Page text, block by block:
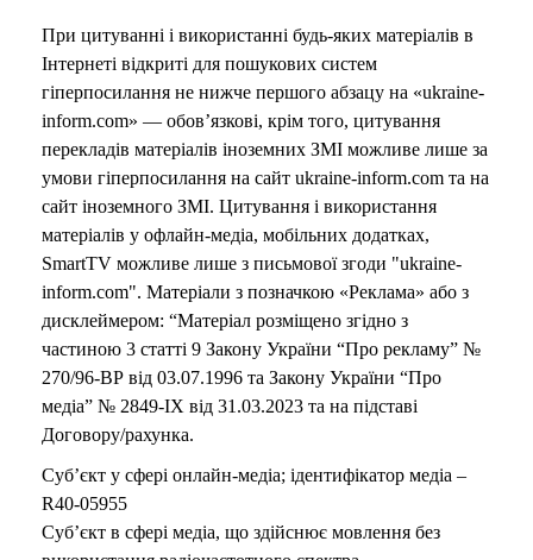
При цитуванні і використанні будь-яких матеріалів в
Інтернеті відкриті для пошукових систем
гіперпосилання не нижче першого абзацу на «ukraine-
inform.com» — обов’язкові, крім того, цитування
перекладів матеріалів іноземних ЗМІ можливе лише за
умови гіперпосилання на сайт ukraine-inform.com та на
сайт іноземного ЗМІ. Цитування і використання
матеріалів у офлайн-медіа, мобільних додатках,
SmartTV можливе лише з письмової згоди "ukraine-
inform.com". Матеріали з позначкою «Реклама» або з
дисклеймером: “Матеріал розміщено згідно з
частиною 3 статті 9 Закону України “Про рекламу” №
270/96-ВР від 03.07.1996 та Закону України “Про
медіа” № 2849-IX від 31.03.2023 та на підставі
Договору/рахунка.
Суб’єкт у сфері онлайн-медіа; ідентифікатор медіа –
R40-05955
Суб’єкт в сфері медіа, що здійснює мовлення без